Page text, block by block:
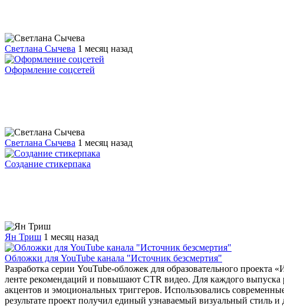
Светлана Сычева 1 месяц назад
Оформление соцсетей
Светлана Сычева 1 месяц назад
Создание стикерпака
Ян Триш 1 месяц назад
Обложки для YouTube канала "Источник безсмертия"
Разработка серии YouTube-обложек для образовательного
ленте рекомендаций и повышают CTR видео. Для каждого выпуска
акцентов и эмоциональных триггеров. Использовались
результате проект получил единый узнаваемый визуальный стиль